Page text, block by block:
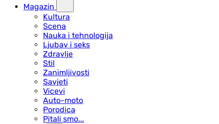
Magazin
Kultura
Scena
Nauka i tehnologija
Ljubav i seks
Zdravlje
Stil
Zanimljivosti
Savjeti
Vicevi
Auto-moto
Porodica
Pitali smo...